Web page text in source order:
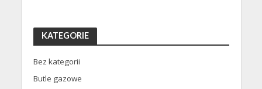
KATEGORIE
Bez kategorii
Butle gazowe